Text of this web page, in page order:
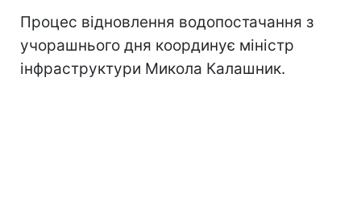
Процес відновлення водопостачання з
учорашнього дня координує міністр
інфраструктури Микола Калашник.